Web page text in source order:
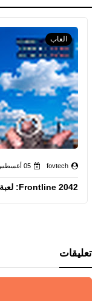
العاب
fovtech 05 أغسطس 2026
Frontline 2042: لعبة حرب FPS
تعليقات